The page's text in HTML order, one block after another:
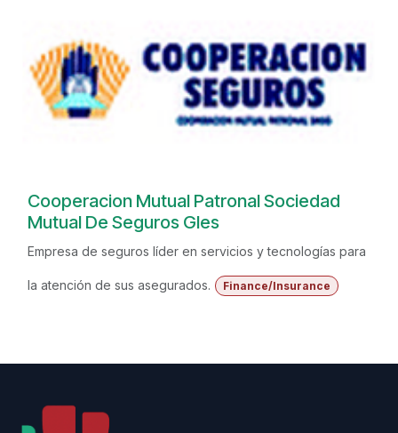
Cooperacion Mutual Patronal Sociedad
Mutual De Seguros Gles
Empresa de seguros líder en servicios y tecnologías para
la atención de sus asegurados. Finance/Insurance